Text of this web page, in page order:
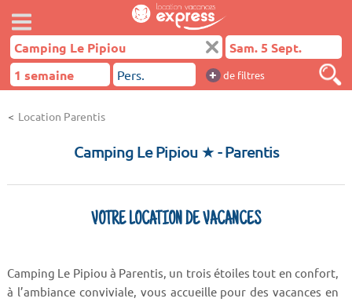
+ de filtres
Location Parentis
Camping Le Pipiou ★- Parentis
VOTRE LOCATION DE VACANCES
Camping Le Pipiou à Parentis, un trois étoiles tout en confort,
à l’ambiance conviviale, vous accueille pour des vacances en